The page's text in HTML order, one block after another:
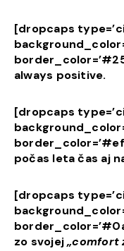
[dropcaps
always positive.
[dropcaps
počas leta čas aj
[dropcaps
zo svojej„comfort